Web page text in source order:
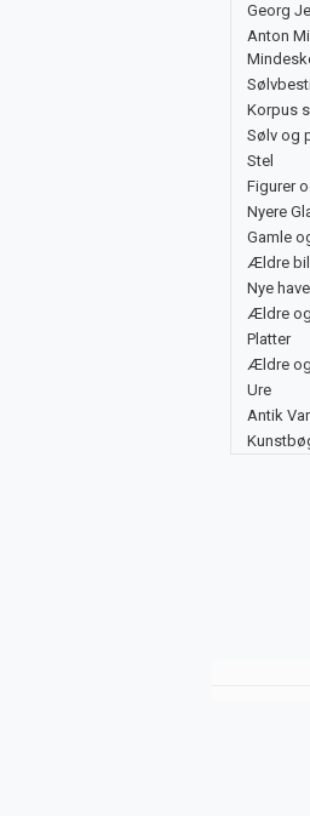
Georg
Anton
Korpus
Sølv og
Stel
Figurer
Nyere
Gamle
Ældre
Nye
Ældre
Platter
Ældre
Ure
Antik